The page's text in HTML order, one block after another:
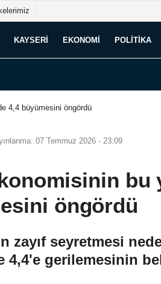
KAYSERI EKONOMI POLITIKA
4,4 büyümesini öngördü
07 Temmuz 2026 - 23:09
bu
öngördü
zayıf seyretmesi
4,4'e gerilemesinin